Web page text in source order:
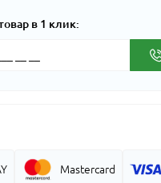
в 1 клик:
Mastercard